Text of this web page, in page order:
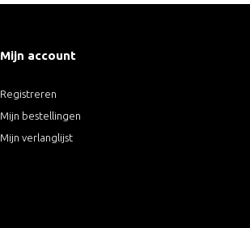
Mijn account
Registreren
Mijn bestellingen
Mijn verlanglijst